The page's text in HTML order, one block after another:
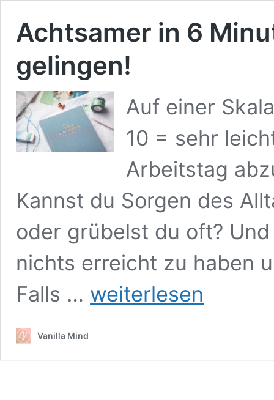
Achtsamer in 6
gelingen!
Auf einer
10 = sehr
Arbeitstag
Kannst du Sorgen des
oder grübelst du oft?
nichts erreicht zu haben
Falls …
Achtsamer
in
kann
weiterlesen
Vanilla Mind